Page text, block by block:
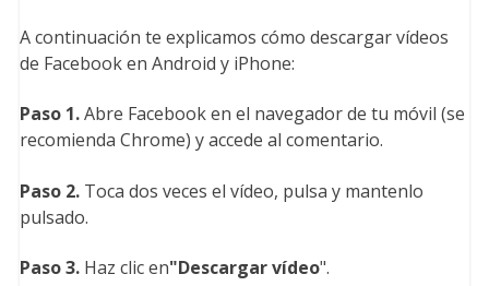
A continuación te explicamos cómo descargar vídeos
de Facebook en Android y iPhone:
Paso 1.Abre Facebook en el navegador de tu móvil (se
recomienda Chrome) y accede al comentario.
Paso 2.Toca dos veces el vídeo, pulsa y mantenlo
pulsado.
Paso 3.Haz clic en"Descargar vídeo".